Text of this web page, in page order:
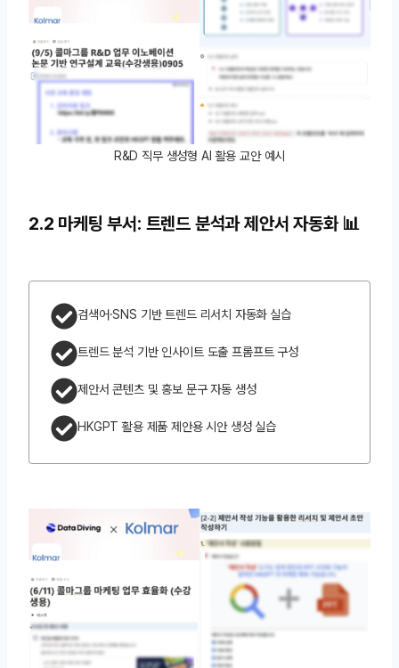
R&D 직무 생성형 AI 활용 교안 예시
2.2 마케팅 부서: 트렌드 분석과 제안서 자동화 📊
검색어·SNS 기반 트렌드 리서치 자동화 실습
트렌드 분석 기반 인사이트 도출 프롬프트 구성
제안서 콘텐츠 및 홍보 문구 자동 생성
HKGPT 활용 제품 제안용 시안 생성 실습